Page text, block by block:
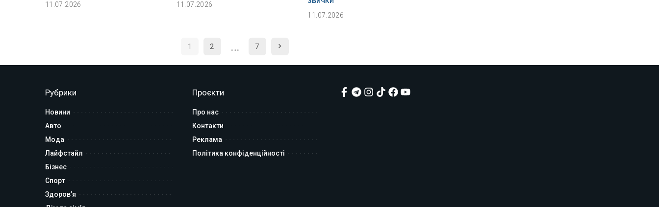
11.07.2026 11.07.2026
11.07.2026
1 2 … 7
Рубрики
Новини
Авто
Мода
Лайфстайл
Бізнес
Спорт
Здоров’я
Проєкти
Про нас
Контакти
Реклама
Політика конфіденційності